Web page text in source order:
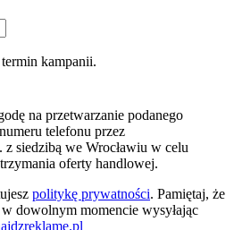
kampanii.
na przetwarzanie podanego
telefonu przez
siedzibą we Wrocławiu w celu
oferty handlowej.
politykę prywatności. Pamiętaj, że
dowolnym momencie wysyłając